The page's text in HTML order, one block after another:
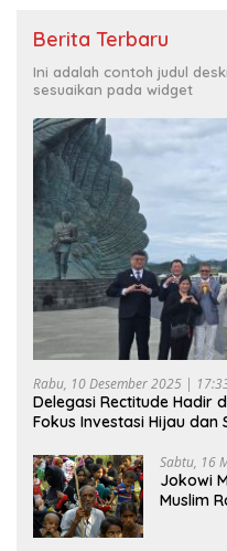
Berita Terbaru
Ini adalah contoh judul
sesuaikan pada widget
Rabu, 10 Desember 2025 |
Delegasi Rectitude Hadir
Fokus Investasi Hijau dan
Sabtu, 16
Jokowi
Muslim